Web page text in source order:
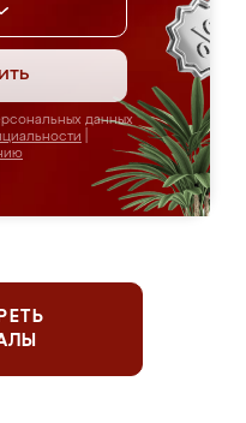
данных